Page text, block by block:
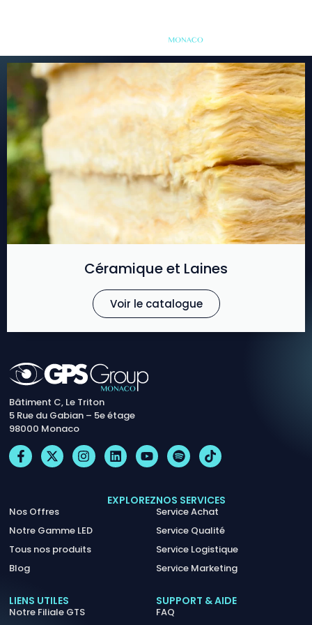
Céramique et Laines
Voir le catalogue
Bâtiment C, Le Triton
5 Rue du Gabian – 5e étage
98000 Monaco
EXPLOREZ
Nos Offres
Notre Gamme LED
Tous nos produits
Blog
NOS SERVICES
Service Achat
Service Qualité
Service Logistique
Service Marketing
LIENS UTILES
Notre Filiale GTS
SUPPORT & AIDE
FAQ